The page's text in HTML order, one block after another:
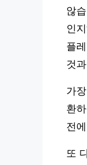
않
인
플
것
가
환
전
또